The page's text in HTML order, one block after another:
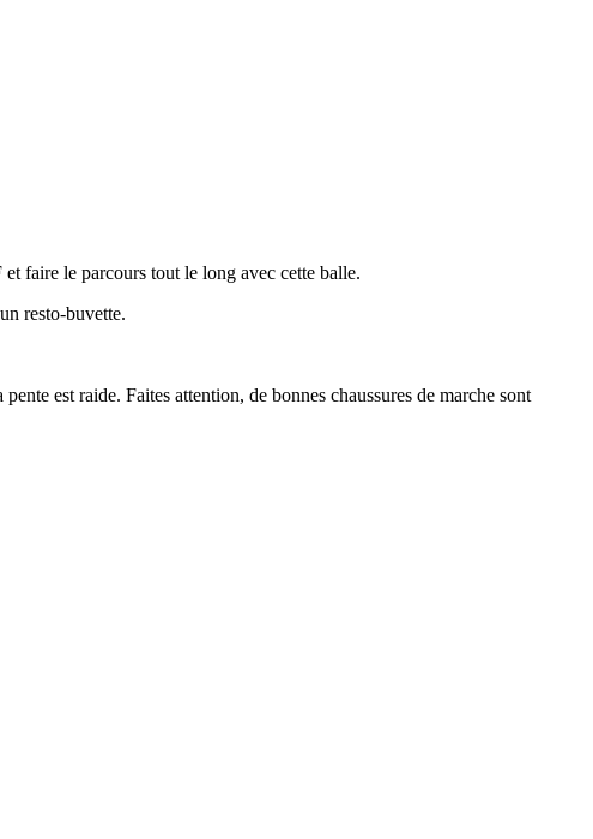
faire le parcours tout le long avec cette balle.
resto-buvette.
est raide. Faites attention, de bonnes chaussures de marche sont